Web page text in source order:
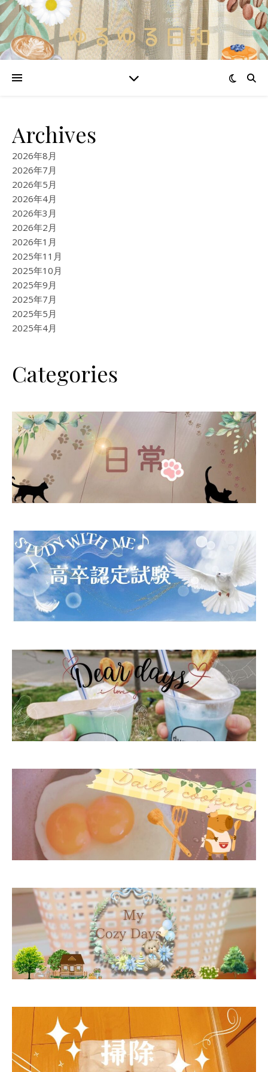
Archives
2026年8月
2026年7月
2026年5月
2026年4月
2026年3月
2026年2月
2026年1月
2025年11月
2025年10月
2025年9月
2025年7月
2025年5月
2025年4月
Categories